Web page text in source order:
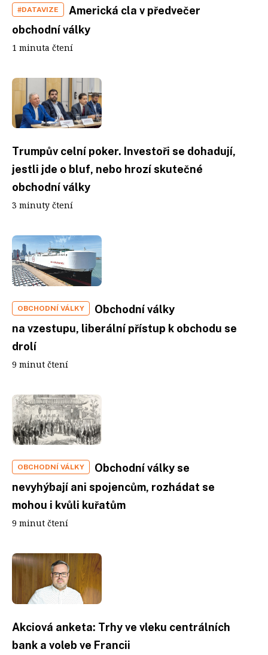
#DATAVIZE
Americká cla v předvečer
obchodní války
1 minuta čtení
Trumpův celní poker. Investoři se dohadují,
jestli jde o bluf, nebo hrozí skutečné
obchodní války
3 minuty čtení
OBCHODNÍ VÁLKY
Obchodní války
na vzestupu, liberální přístup k obchodu se
drolí
9 minut čtení
OBCHODNÍ VÁLKY
Obchodní války se
nevyhýbají ani spojencům, rozhádat se
mohou i kvůli kuřatům
9 minut čtení
Akciová anketa: Trhy ve vleku centrálních
bank a voleb ve Francii